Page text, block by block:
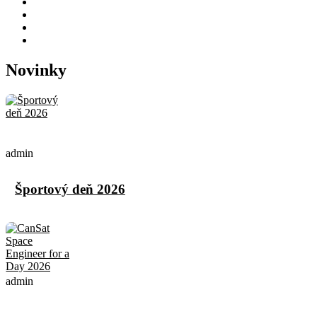
Novinky
admin
Športový deň 2026
admin